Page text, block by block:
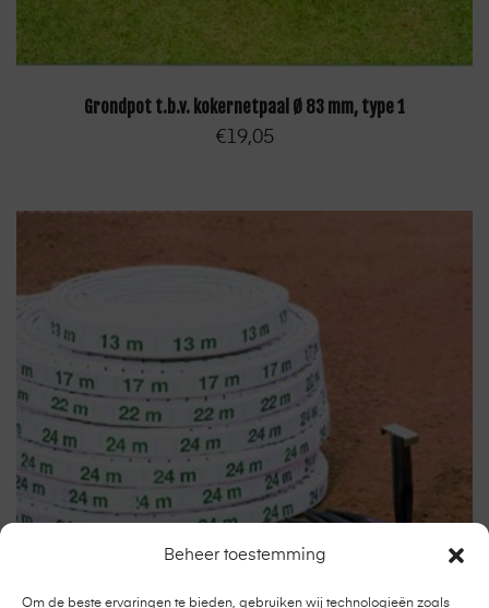
Beheer toestemming
Om de beste ervaringen te bieden, gebruiken wij technologieën zoals
TOEVOEGEN AAN WINKELWAGEN
Grondpot t.b.v. kokernetpaal Ø 83 mm, type 1
€19,05